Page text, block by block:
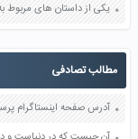
یکی از داستان های مربوط به زندگی
مطالب تصادفی
آدرس صفحه اینستاگرام